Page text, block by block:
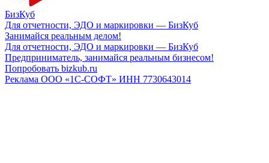
БизКуб
Для отчетности, ЭДО и маркировки — БизКуб
Занимайся реальным делом!
Для отчетности, ЭДО и маркировки — БизКуб
Предприниматель, занимайся реальным бизнесом!
Попробовать bizkub.ru
Реклама ООО «1С-СОФТ» ИНН 7730643014